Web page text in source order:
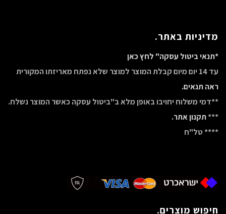
מדיניות באתר.
*תנאי ביטול עסקה" לחץ כאן
עד 14 יום מיום קבלת המוצר למוצר שלא נפתח מאריזתו המקורית
ראה תנאים.
**דמי משלוח יחויבו באופן מלא ב"ביטול עסקה כאשר המוצר נשלח.
***תקנון אתר.
**** טל"ח
חיפוש מוצרים.